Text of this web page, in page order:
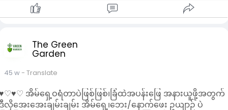
The Green
Garden
45 w- Translate
အိမ်ရှေ့ဝရံတာပဲဖြစ်ဖြစ်၊ခြံထဲအပန်းဖြေ အနားယူဖို့အတွက်
လိုအေးအေးချမ်းချမ်း အိမ်ရှေ့၊ဘေး/နောက်ဖေး ဥယျာဉ် ပဲ